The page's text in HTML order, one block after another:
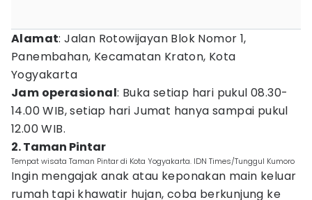
Alamat: Jalan Rotowijayan Blok Nomor 1,
Panembahan, Kecamatan Kraton, Kota
Yogyakarta
Jam operasional: Buka setiap hari pukul 08.30-
14.00 WIB, setiap hari Jumat hanya sampai pukul
12.00 WIB.
2. Taman Pintar
Tempat wisata Taman Pintar di Kota Yogyakarta. IDN Times/Tunggul Kumoro
Ingin mengajak anak atau keponakan main keluar
rumah tapi khawatir hujan, coba berkunjung ke